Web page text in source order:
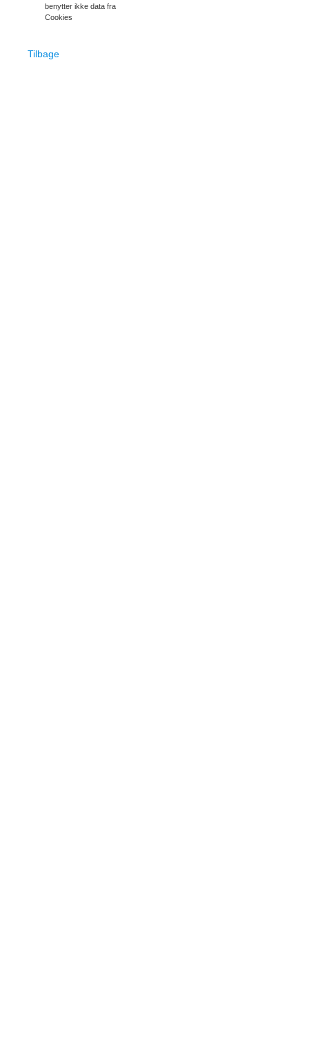
benytter ikke data fra
Cookies
Tilbage